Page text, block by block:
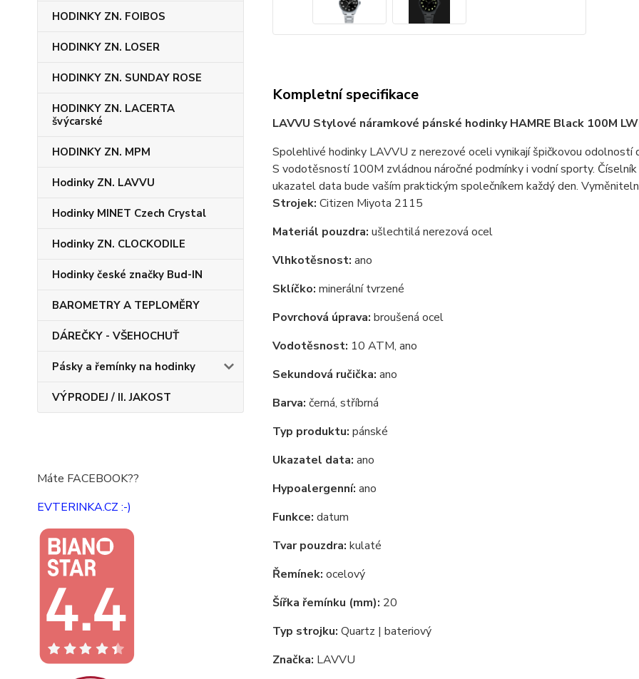
HODINKY ZN. FOIBOS
HODINKY ZN. LOSER
HODINKY ZN. SUNDAY ROSE
HODINKY ZN. LACERTA
švýcarské
HODINKY ZN. MPM
Hodinky ZN. LAVVU
Hodinky MINET Czech Crystal
Hodinky ZN. CLOCKODILE
Hodinky české značky Bud-IN
BAROMETRY A TEPLOMĚRY
DÁREČKY - VŠEHOCHUŤ
Pásky a řemínky na hodinky
VÝPRODEJ / II. JAKOST
Máte FACEBOOK??
EVTERINKA.CZ :-)
Kompletní specifikace
LAVVU Stylové náramkové pánské hodinky HAMRE Black 100M
Spolehlivé hodinky LAVVU z nerezové oceli vynikají špičkovou
S vodotěsností 100M zvládnou náročné podmínky i vodní sporty.
ukazatel data bude vaším praktickým společníkem každý den.
Strojek: Citizen Miyota 2115
Materiál pouzdra: ušlechtilá nerezová ocel
Vlhkotěsnost: ano
Sklíčko: minerální tvrzené
Povrchová úprava: broušená ocel
Vodotěsnost: 10 ATM, ano
Sekundová ručička: ano
Barva: černá, stříbrná
Typ produktu: pánské
Ukazatel data: ano
Hypoalergenní: ano
Funkce: datum
Tvar pouzdra: kulaté
Řemínek: ocelový
Šířka řemínku (mm): 20
Typ strojku: Quartz | bateriový
Značka: LAVVU